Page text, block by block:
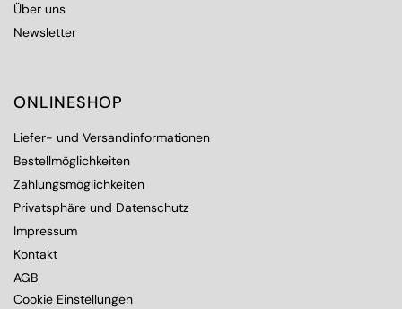
Über uns
Newsletter
ONLINESHOP
Liefer- und Versandinformationen
Bestellmöglichkeiten
Zahlungsmöglichkeiten
Privatsphäre und Datenschutz
Impressum
Kontakt
AGB
Cookie Einstellungen